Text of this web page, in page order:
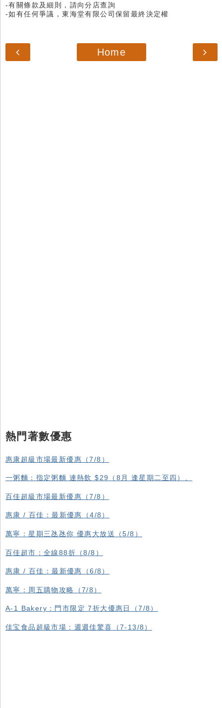
-有關條款及細則，請向分店查詢
-如有任何爭議，東海堂有限公司保留最終決定權
Home
熱門著數優惠
惠康超級市場最新優惠（7/8）
一粥麵：指定粥麵 連熱飲 $29（8月 逢星期二至四）、
百佳超級市場最新優惠（7/8）
惠康 / 百佳：最新優惠（4/8）
萬寧：星期三氹氹你 優惠大放送（5/8）
百佳超市：全線88折（8/8）
惠康 / 百佳：最新優惠（6/8）
萬寧：周五購物攻略（7/8）
A-1 Bakery：門市限定 7折大優惠日（7/8）
佳宝食品超級市場：週週佳驚喜（7-13/8）